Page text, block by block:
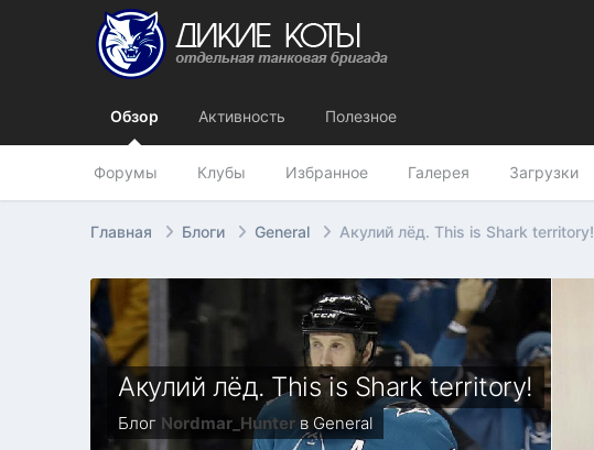
Обзор
Форумы Клубы Избранное Галерея Загрузки
Активность Полезное
Главная Блоги General Акулий лёд. This is Shark territory!
Акулий лёд. This is Shark territory!
Блог Nordmar_Hunter в General